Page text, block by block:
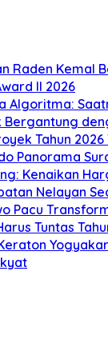
Raden Kemal
II 2026
Algoritma:
Bergantung
Tahun
Panorama
Kenaikan
Nelayan
Pacu
Tuntas